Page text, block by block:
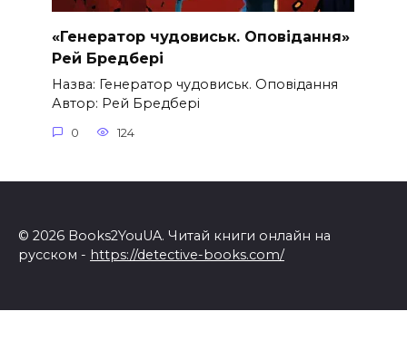
«Генератор чудовиськ. Оповідання»
Рей Бредбері
Назва: Генератор чудовиськ. Оповідання
Автор: Рей Бредбері
0 124
© 2026 Books2YouUA. Читай книги онлайн на
русском - https://detective-books.com/